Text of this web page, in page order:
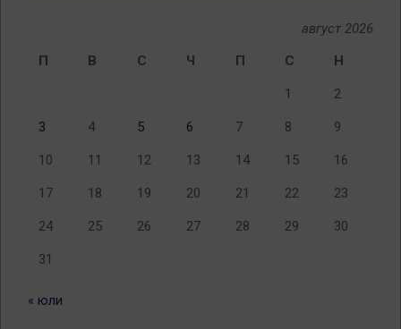
август 2026
П
В С Ч П С Н
1 2
3 4 5 6 7 8 9
10 11 12 13 14 15 16
17 18 19 20 21 22 23
24 25 26 27 28 29 30
31
« юли